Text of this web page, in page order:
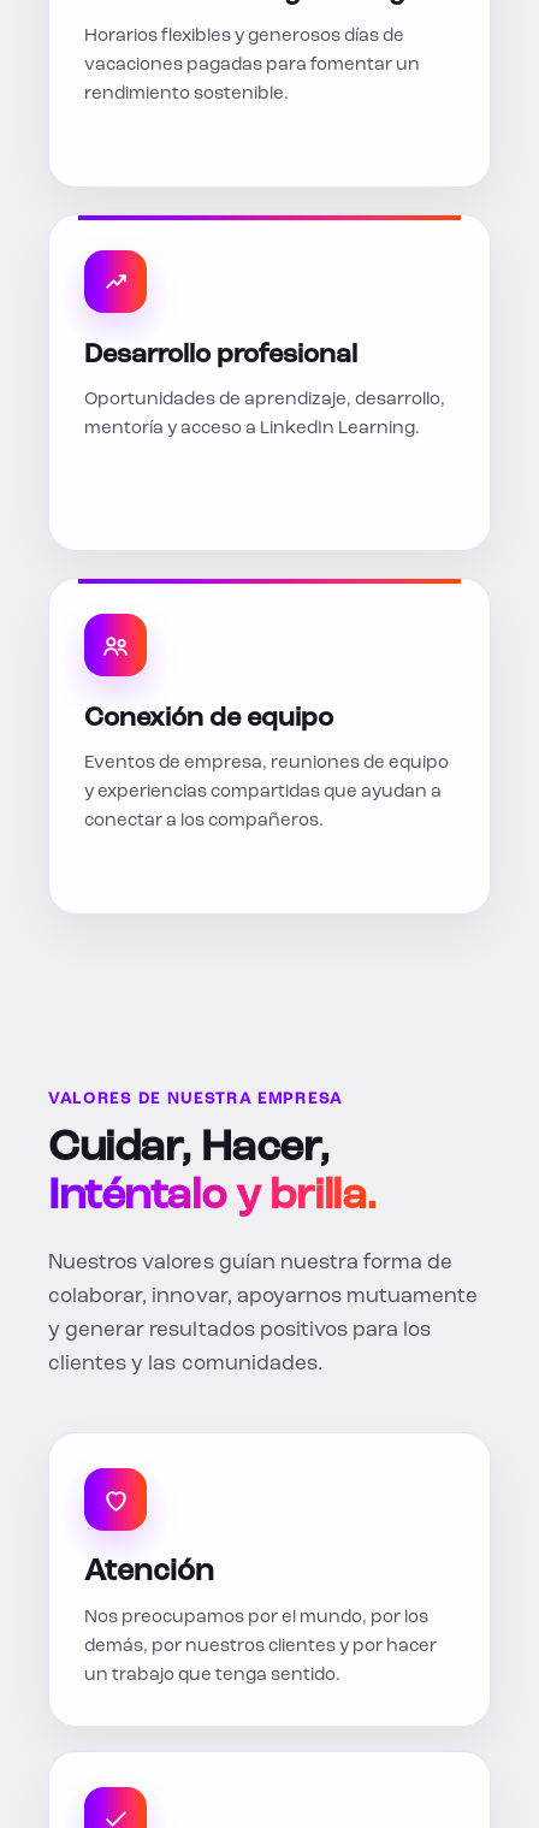
Horarios flexibles y generosos días de
vacaciones pagadas para fomentar un
rendimiento sostenible.
Desarrollo profesional
Oportunidades de aprendizaje, desarrollo,
mentoría y acceso a LinkedIn Learning.
Conexión de equipo
Eventos de empresa, reuniones de equipo
y experiencias compartidas que ayudan a
conectar a los compañeros.
VALORES DE NUESTRA EMPRESA
Cuidar, Hacer,
Inténtalo y brilla.
Nuestros valores guían nuestra forma de
colaborar, innovar, apoyarnos mutuamente
y generar resultados positivos para los
clientes y las comunidades.
Atención
Nos preocupamos por el mundo, por los
demás, por nuestros clientes y por hacer
un trabajo que tenga sentido.